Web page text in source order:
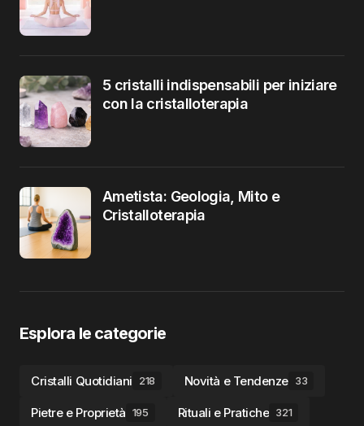
5 cristalli indispensabili per iniziare
con la cristalloterapia
Ametista: Geologia, Mito e
Cristalloterapia
Esplora le categorie
Cristalli Quotidiani 218 Novità e Tendenze 33
Pietre e Proprietà 195 Rituali e Pratiche 321